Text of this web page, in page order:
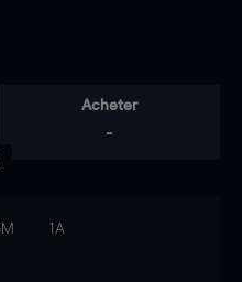
Acheter
-
1A